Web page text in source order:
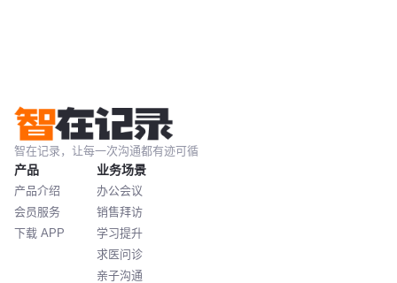
智在记录，让每一次沟通都有迹可循
产品
产品介绍
会员服务
下载 APP
业务场景
办公会议
销售拜访
学习提升
求医问诊
亲子沟通